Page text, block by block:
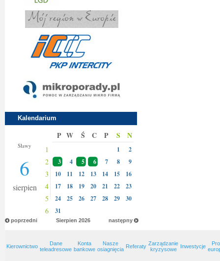
Kalendarium
Sławy
6
sierpien
P W Ś C P S N
1 1 2
2 3 4 5 6 7 8 9
3 10 11 12 13 14 15 16
4 17 18 19 20 21 22 23
5 24 25 26 27 28 29 30
6 31
poprzedni następny
Sierpien 2026
Kierownictwo
Dane
teleadresowe
Konta
bankowe
Nasze
osiagnięcia Referaty Zarządzanie
kryzysowe
Inwestycje